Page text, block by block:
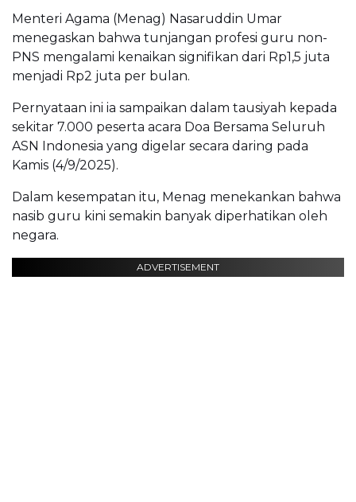
Menteri Agama (Menag) Nasaruddin Umar
menegaskan bahwa tunjangan profesi guru non-
PNS mengalami kenaikan signifikan dari Rp1,5 juta
menjadi Rp2 juta per bulan.
Pernyataan ini ia sampaikan dalam tausiyah kepada
sekitar 7.000 peserta acara Doa Bersama Seluruh
ASN Indonesia yang digelar secara daring pada
Kamis (4/9/2025).
Dalam kesempatan itu, Menag menekankan bahwa
nasib guru kini semakin banyak diperhatikan oleh
negara.
ADVERTISEMENT